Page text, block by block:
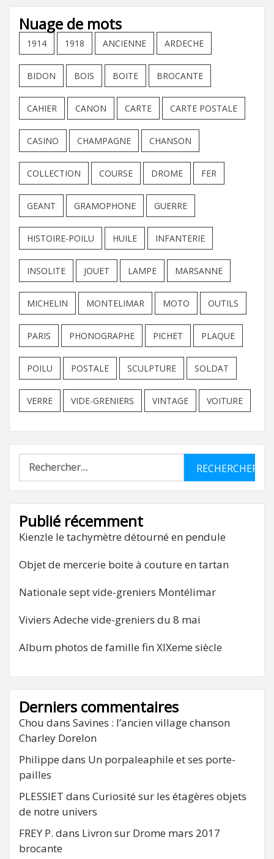
Nuage de mots
1914 1918 ANCIENNE ARDECHE
BIDON BOIS BOITE BROCANTE
CAHIER CANON CARTE CARTE POSTALE
CASINO CHAMPAGNE CHANSON
COLLECTION COURSE DROME FER
GEANT GRAMOPHONE GUERRE
HISTOIRE-POILU HUILE INFANTERIE
INSOLITE JOUET LAMPE MARSANNE
MICHELIN MONTELIMAR MOTO OUTILS
PARIS PHONOGRAPHE PICHET PLAQUE
POILU POSTALE SCULPTURE SOLDAT
VERRE VIDE-GRENIERS VINTAGE VOITURE
Rechercher :
Publié récemment
Kienzle le tachymètre détourné en pendule
Objet de mercerie boite à couture en tartan
Nationale sept vide-greniers Montélimar
Viviers Adeche vide-greniers du 8 mai
Album photos de famille fin XIXeme siècle
Derniers commentaires
Chou dans Savines : l’ancien village chanson
Charley Dorelon
Philippe dans Un porpaleaphile et ses porte-
pailles
PLESSIET dans Curiosité sur les étagères objets
de notre univers
FREY P. dans Livron sur Drome mars 2017
brocante